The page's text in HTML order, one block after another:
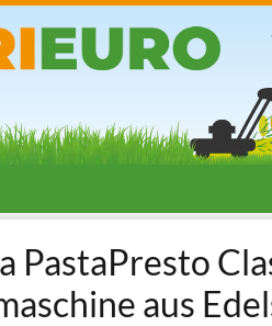
PastaPresto
aus